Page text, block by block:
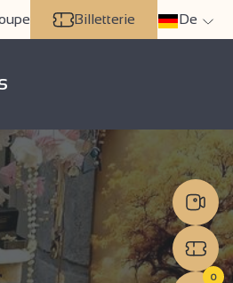
Billetterie De
0